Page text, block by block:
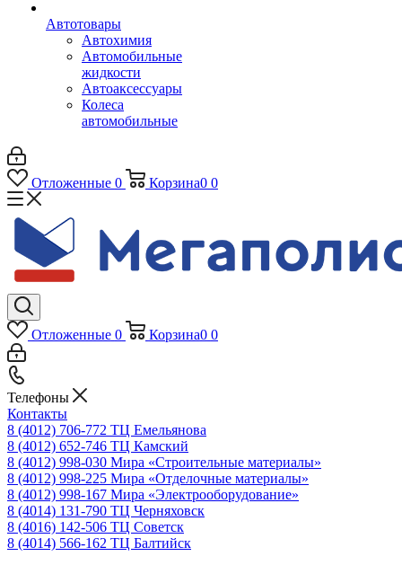
Автотовары
Автохимия
Автомобильные
жидкости
Автоаксессуары
Колеса
автомобильные
Отложенные 0 Корзина0 0
Отложенные 0 Корзина0 0
Телефоны
Контакты
8 (4012) 706-772 ТЦ Емельянова
8 (4012) 652-746 ТЦ Камский
8 (4012) 998-030 Мира «Строительные материалы»
8 (4012) 998-225 Мира «Отделочные материалы»
8 (4012) 998-167 Мира «Электрооборудование»
8 (4014) 131-790 ТЦ Черняховск
8 (4016) 142-506 ТЦ Советск
8 (4014) 566-162 ТЦ Балтийск